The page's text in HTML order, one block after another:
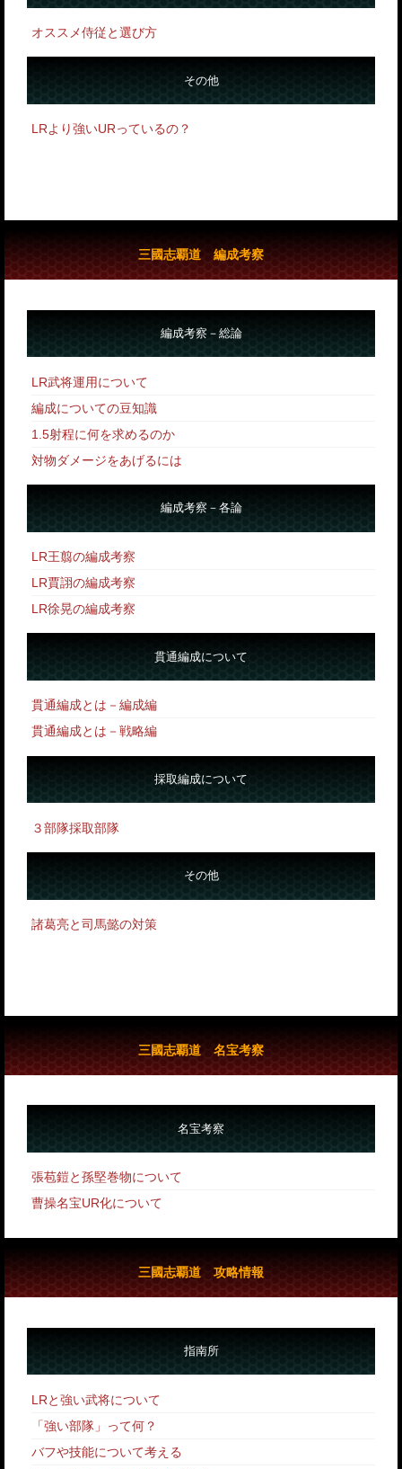
オススメ侍従と選び方
その他
LRより強いURっているの？
三國志覇道 編成考察
編成考察－総論
LR武将運用について
編成についての豆知識
1.5射程に何を求めるのか
対物ダメージをあげるには
編成考察－各論
LR王翦の編成考察
LR賈詡の編成考察
LR徐晃の編成考察
貫通編成について
貫通編成とは－編成編
貫通編成とは－戦略編
採取編成について
３部隊採取部隊
その他
諸葛亮と司馬懿の対策
三國志覇道 名宝考察
名宝考察
張苞鎧と孫堅巻物について
曹操名宝UR化について
三國志覇道 攻略情報
指南所
LRと強い武将について
「強い部隊」って何？
バフや技能について考える